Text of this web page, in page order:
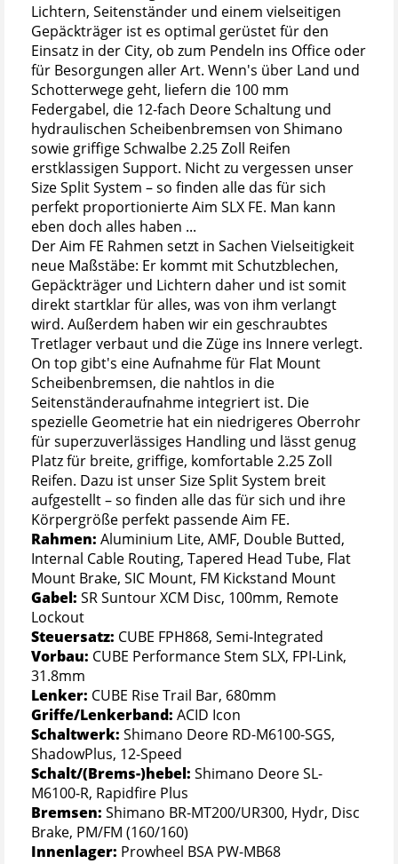
Lichtern, Seitenständer und einem vielseitigen
Gepäckträger ist es optimal gerüstet für den
Einsatz in der City, ob zum Pendeln ins Office oder
für Besorgungen aller Art. Wenn's über Land und
Schotterwege geht, liefern die 100 mm
Federgabel, die 12-fach Deore Schaltung und
hydraulischen Scheibenbremsen von Shimano
sowie griffige Schwalbe 2.25 Zoll Reifen
erstklassigen Support. Nicht zu vergessen unser
Size Split System – so finden alle das für sich
perfekt proportionierte Aim SLX FE. Man kann
eben doch alles haben ...
Der Aim FE Rahmen setzt in Sachen Vielseitigkeit
neue Maßstäbe: Er kommt mit Schutzblechen,
Gepäckträger und Lichtern daher und ist somit
direkt startklar für alles, was von ihm verlangt
wird. Außerdem haben wir ein geschraubtes
Tretlager verbaut und die Züge ins Innere verlegt.
On top gibt's eine Aufnahme für Flat Mount
Scheibenbremsen, die nahtlos in die
Seitenständeraufnahme integriert ist. Die
spezielle Geometrie hat ein niedrigeres Oberrohr
für superzuverlässiges Handling und lässt genug
Platz für breite, griffige, komfortable 2.25 Zoll
Reifen. Dazu ist unser Size Split System breit
aufgestellt – so finden alle das für sich und ihre
Körpergröße perfekt passende Aim FE.
Rahmen: Aluminium Lite, AMF, Double Butted,
Internal Cable Routing, Tapered Head Tube, Flat
Mount Brake, SIC Mount, FM Kickstand Mount
Gabel: SR Suntour XCM Disc, 100mm, Remote
Lockout
Steuersatz: CUBE FPH868, Semi-Integrated
Vorbau: CUBE Performance Stem SLX, FPI-Link,
31.8mm
Lenker: CUBE Rise Trail Bar, 680mm
Griffe/Lenkerband: ACID Icon
Schaltwerk: Shimano Deore RD-M6100-SGS,
ShadowPlus, 12-Speed
Schalt/(Brems-)hebel: Shimano Deore SL-
M6100-R, Rapidfire Plus
Bremsen: Shimano BR-MT200/UR300, Hydr, Disc
Brake, PM/FM (160/160)
Innenlager: Prowheel BSA PW-MB68